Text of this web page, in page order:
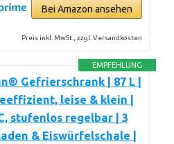
Bei Amazon ansehen
Preis inkl. MwSt., zzgl. Versandkosten
EMPFEHLUNG
Gefrierschrank | 87 L |
leise & klein |
stufenlos regelbar | 3
& Eiswürfelschale |